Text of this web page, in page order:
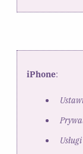
iPhone: